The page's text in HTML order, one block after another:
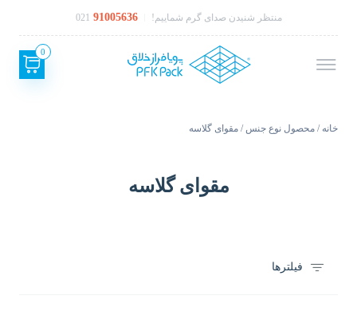
منتظر شنیدن صدای گرم شماییم! 91005636
021
0
خانه / محصول نوع جنس / مقوای گلاسه
مقوای گلاسه
فیلترها